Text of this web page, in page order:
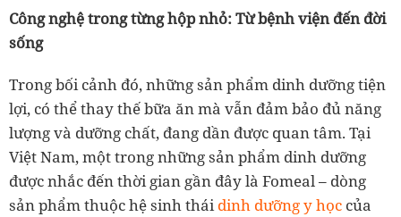
Công nghệ trong từng hộp nhỏ: Từ bệnh viện đến đời
sống
Trong bối cảnh đó, những sản phẩm dinh dưỡng tiện
lợi, có thể thay thế bữa ăn mà vẫn đảm bảo đủ năng
lượng và dưỡng chất, đang dần được quan tâm. Tại
Việt Nam, một trong những sản phẩm dinh dưỡng
được nhắc đến thời gian gần đây là Fomeal – dòng
sản phẩm thuộc hệ sinh tháidinh dưỡng y học của